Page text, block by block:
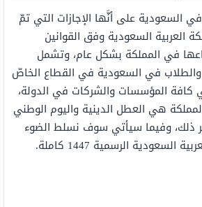
السعودية على أنَّها الإجازات التي تمّ
العربية السعودية وفق القوانين
في المملكة بشكل عام، وتشمل
والطلاب في السعودية في القطاع الخاصّ
كافة المؤسسات والشركات في الدولة،
هي العطل الدينية واليوم الوطني
ذلك، وفيما سيأتي سوف نسلط الضوء
الرسمية 1447 كاملة.